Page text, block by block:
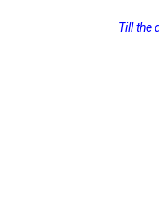
Till the